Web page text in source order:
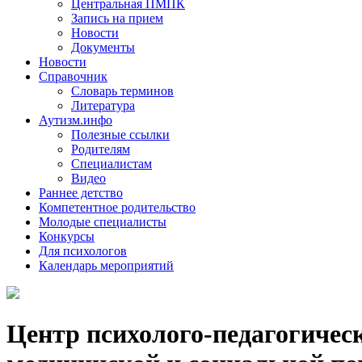
Центральная ПМПК
Запись на прием
Новости
Документы
Новости
Справочник
Словарь терминов
Литература
Аутизм.инфо
Полезные ссылки
Родителям
Специалистам
Видео
Раннее детство
Компетентное родительство
Молодые специалисты
Конкурсы
Для психологов
Календарь мероприятий
Центр психолого-